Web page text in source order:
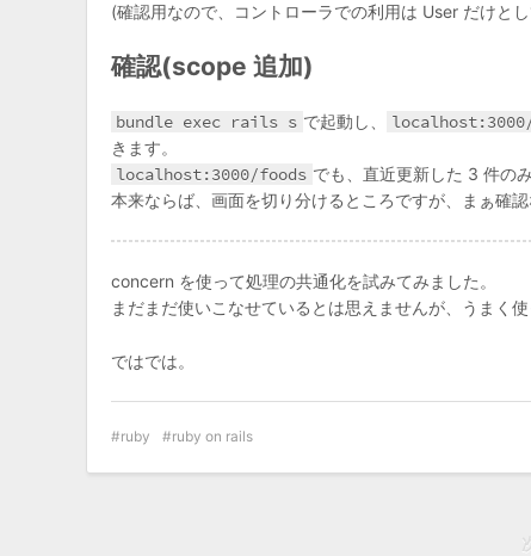
(確認用なので、コントローラでの利用は User だけと
確認(scope 追加)
bundle exec rails s で起動し、
きます。
localhost:3000/foods でも、直近更新した 3 件の
本来ならば、画面を切り分けるところですが、まぁ確
concern を使って処理の共通化を試みてみました。
まだまだ使いこなせているとは思えませんが、うまく使
ではでは。
ruby ruby on rails